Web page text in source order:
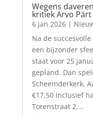
Wegens
kritiek Arvo
6 jan 2026|
Na de
een bijzonder
staat voor 25
gepland. Dan
Scheemderkerk.
€17,50 inclusief
Torenstraat 2,...